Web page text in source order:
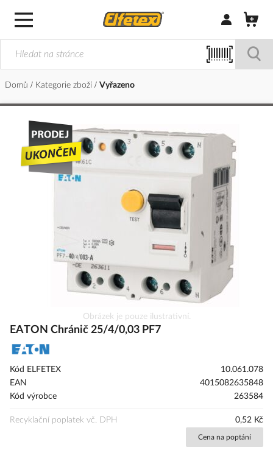
Přihlásit/
Domů Kategorie zboží Vyřazeno
konec
galerie
na
galerie
s
Obrázek je pouze ilustrativní.
EATON Chránič 25/4/0,03 PF7
Kód ELFETEX
10.061.078
EAN
4015082635848
Kód výrobce
263584
Recyklační poplatek vč. DPH 0,52 Kč
Cena na poptání